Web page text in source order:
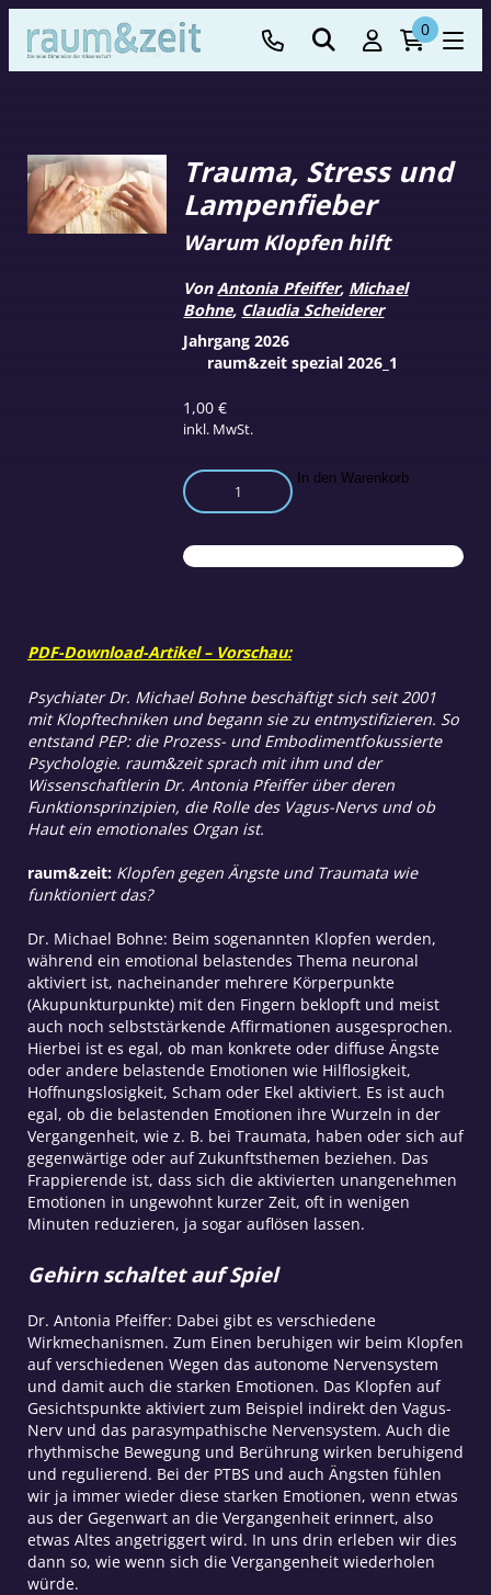
0
Trauma, Stress und
Lampenfieber
1,00€
inkl. MwSt.
Warum Klopfen hilft
VonAntonia Pfeiffer, Michael
Bohne, Claudia Scheiderer
Trauma,
Stress
Lampenfieber
Menge
In den Warenkorb
Jahrgang 2026
raum&zeit spezial 2026_1
PDF-Download-Artikel – Vorschau:
Psychiater Dr. Michael Bohne beschäftigt sich seit 2001
mit Klopftechniken und begann sie zu entmystifizieren. So
entstand PEP: die Prozess- und Embodimentfokussierte
Psychologie. raum&zeit sprach mit ihm und der
Wissenschaftlerin Dr. Antonia Pfeiffer über deren
Funktionsprinzipien, die Rolle des Vagus-Nervs und ob
Haut ein emotionales Organ ist.
raum&zeit: Klopfen gegen Ängste und Traumata wie
funktioniert das?
Dr. Michael Bohne: Beim sogenannten Klopfen werden,
während ein emotional belastendes Thema neuronal
aktiviert ist, nacheinander mehrere Körperpunkte
(Akupunkturpunkte) mit den Fingern beklopft und meist
auch noch selbststärkende Affirmationen ausgesprochen.
Hierbei ist es egal, ob man konkrete oder diffuse Ängste
oder andere belastende Emotionen wie Hilflosigkeit,
Hoffnungslosigkeit, Scham oder Ekel aktiviert. Es ist auch
egal, ob die belastenden Emotionen ihre Wurzeln in der
Vergangenheit, wie z. B. bei Traumata, haben oder sich auf
gegenwärtige oder auf Zukunftsthemen beziehen. Das
Frappierende ist, dass sich die aktivierten unangenehmen
Emotionen in ungewohnt kurzer Zeit, oft in wenigen
Minuten reduzieren, ja sogar auflösen lassen.
Gehirn schaltet auf Spiel
Dr. Antonia Pfeiffer: Dabei gibt es verschiedene
Wirkmechanismen. Zum Einen beruhigen wir beim Klopfen
auf verschiedenen Wegen das autonome Nervensystem
und damit auch die starken Emotionen. Das Klopfen auf
Gesichtspunkte aktiviert zum Beispiel indirekt den Vagus-
Nerv und das parasympathische Nervensystem. Auch die
rhythmische Bewegung und Berührung wirken beruhigend
und regulierend. Bei der PTBS und auch Ängsten fühlen
wir ja immer wieder diese starken Emotionen, wenn etwas
aus der Gegenwart an die Vergangenheit erinnert, also
etwas Altes angetriggert wird. In uns drin erleben wir dies
dann so, wie wenn sich die Vergangenheit wiederholen
würde.